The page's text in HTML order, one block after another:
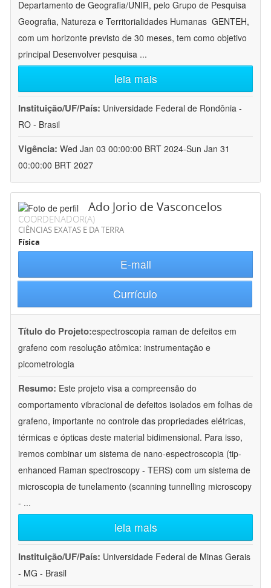
Departamento de Geografia/UNIR, pelo Grupo de Pesquisa
Geografia, Natureza e Territorialidades Humanas  GENTEH,
com um horizonte previsto de 30 meses, tem como objetivo
principal Desenvolver pesquisa ...
leia mais
Instituição/UF/País: Universidade Federal de Rondônia -
RO - Brasil
Vigência: Wed Jan 03 00:00:00 BRT 2024-Sun Jan 31
00:00:00 BRT 2027
Ado Jorio de Vasconcelos
COORDENADOR(A)
CIÊNCIAS EXATAS E DA TERRA
Física
E-mail
Currículo
Título do Projeto:espectroscopia raman de defeitos em
grafeno com resolução atômica: instrumentação e
picometrologia
Resumo: Este projeto visa a compreensão do
comportamento vibracional de defeitos isolados em folhas de
grafeno, importante no controle das propriedades elétricas,
térmicas e ópticas deste material bidimensional. Para isso,
iremos combinar um sistema de nano-espectroscopia (tip-
enhanced Raman spectroscopy - TERS) com um sistema de
microscopia de tunelamento (scanning tunnelling microscopy
- ...
leia mais
Instituição/UF/País: Universidade Federal de Minas Gerais
- MG - Brasil